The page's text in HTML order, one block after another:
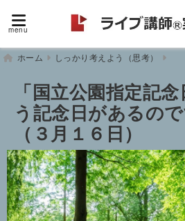
menu
ホーム しっかり考えよう（思考）
「国立公園指定記
う記念日があるので
（３月１６日）